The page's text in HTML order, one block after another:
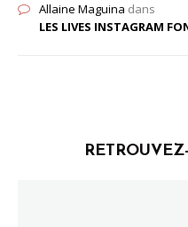
Allaine Maguina dans
LES LIVES INSTAGRAM